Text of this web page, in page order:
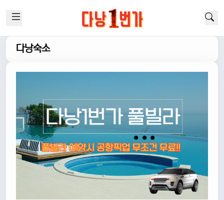
다낭숙소